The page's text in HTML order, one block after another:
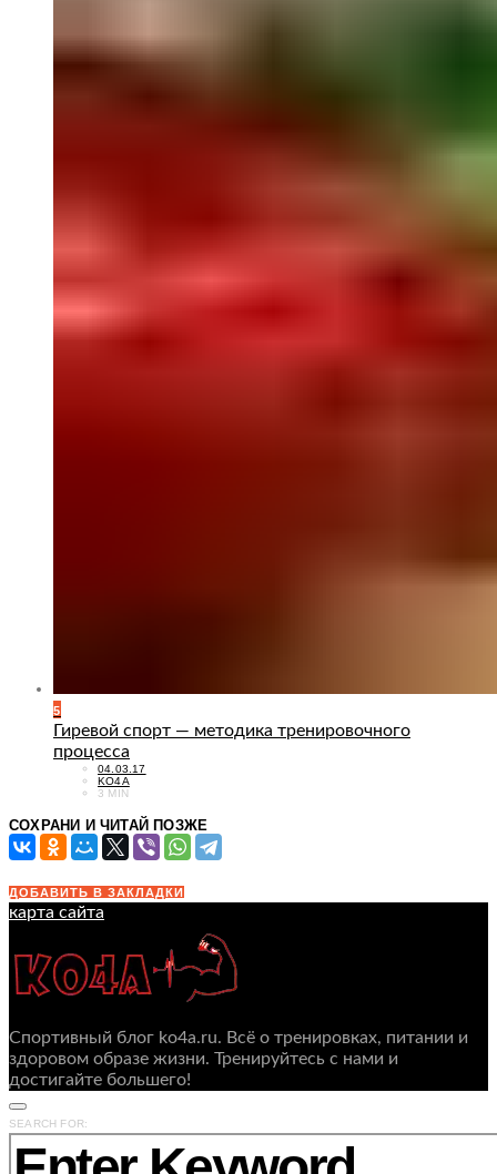
5
Гиревой спорт — методика тренировочного
процесса
POSTED
ON
04.03.17
KO4A
3 MIN
СОХРАНИ И ЧИТАЙ ПОЗЖЕ
ДОБАВИТЬ В ЗАКЛАДКИ
карта сайта
Спортивный блог ko4a.ru. Всё о тренировках, питании и
здоровом образе жизни. Тренируйтесь с нами и
достигайте большего!
SEARCH FOR: